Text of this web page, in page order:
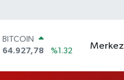
DOLAR
47,5894
%0.08
Merkez